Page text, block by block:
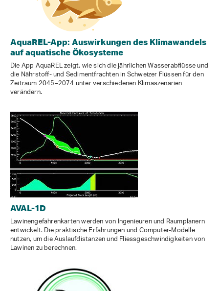
AquaREL-App: Auswirkungen des Klimawandels
auf aquatische Ökosysteme
Die App AquaREL zeigt, wie sich die jährlichen Wasserabflüsse und
die Nährstoff- und Sedimentfrachten in Schweizer Flüssen für den
Zeitraum 2045–2074 unter verschiedenen Klimaszenarien
verändern.
AVAL-1D
Lawinengefahrenkarten werden von Ingenieuren und Raumplanern
entwickelt. Die praktische Erfahrungen und Computer-Modelle
nutzen, um die Auslaufdistanzen und Fliessgeschwindigkeiten von
Lawinen zu berechnen.